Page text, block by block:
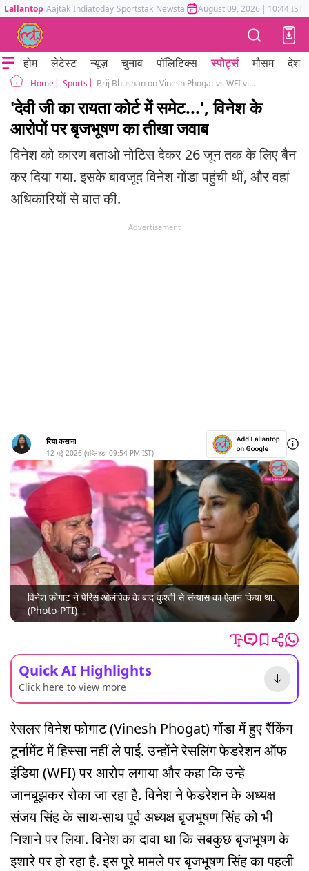
Lallantop Aajtak Indiatoday Sportstak Newstak Mumbai Tak Astrotak
August 09, 2026 | 10:44 IST
होम लेटेस्ट न्यूज़ चुनाव पॉलिटिक्स स्पोर्ट्स मौसम देश
Home Sports Brij Bhushan on Vinesh Phogat vs WFI vinesh is banned right reason sanjay singh
'देवी जी का रायता कोर्ट में समेट...', विनेश के
आरोपों पर बृजभूषण का तीखा जवाब
विनेश को कारण बताओ नोटिस देकर 26 जून तक के लिए बैन
कर दिया गया. इसके बावजूद विनेश गोंडा पहुंची थीं, और वहां
अधिकारियों से बात की.
Advertisement
रिया कसाना
12 मई 2026 (पब्लिश्ड: 09:54 PM IST)
विनेश फोगाट ने पेरिस ओलंपिक के बाद कुश्ती से संन्यास का ऐलान किया था.
(Photo-PTI)
Quick AI Highlights
Click here to view more
रेसलर विनेश फोगाट (Vinesh Phogat) गोंडा में हुए रैंकिंग
टूर्नामेंट में हिस्सा नहीं ले पाई. उन्होंने रेसलिंग फेडरेशन ऑफ
इंडिया (WFI) पर आरोप लगाया और कहा कि उन्हें
जानबूझकर रोका जा रहा है. विनेश ने फेडरेशन के अध्यक्ष
संजय सिंह के साथ-साथ पूर्व अध्यक्ष बृजभूषण सिंह को भी
निशाने पर लिया. विनेश का दावा था कि सबकुछ बृजभूषण के
इशारे पर हो रहा है. इस पूरे मामले पर बृजभूषण सिंह का पहली